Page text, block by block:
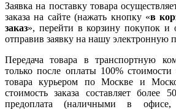
Заявка на поставку товара
заказа на сайте (нажать кнопку «в
заказ», перейти в корзину покупок и
отправив заявку на нашу электронную
Передача товара в транспортную
только после оплаты 100%
товара курьером по Москве и
стоимость заказа составляет более
предоплата (наличными в офисе,